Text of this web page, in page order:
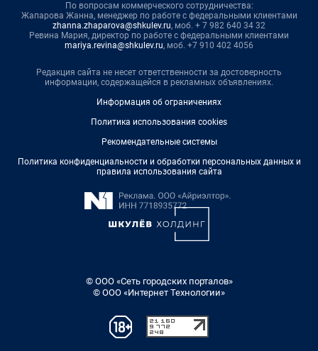
По вопросам коммерческого сотрудничества:
Жапарова Жанна, менеджер по работе с федеральными клиентами
zhanna.zhaparova@shkulev.ru, моб. + 7 982 640 34 32
Ревина Мария, директор по работе с федеральными клиентами
mariya.revina@shkulev.ru, моб. +7 910 402 4056
Редакция сайта не несет ответственности за достоверность
информации, содержащейся в рекламных объявлениях.
Информация об ограничениях
Политика использования cookies
Рекомендательные системы
Политика конфиденциальности и обработки персональных данных и
правила использования сайта
© ООО «Сеть городских порталов»
© ООО «Интернет Технологии»